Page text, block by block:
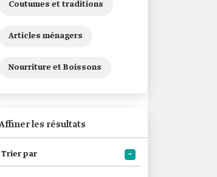
Coutumes et traditions
Articles ménagers
Nourriture et Boissons
les résultats
Trier par